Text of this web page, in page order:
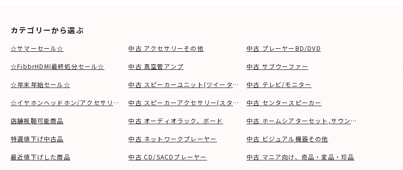
カテゴリーから選ぶ
☆サマーセール☆
☆FibbrHDMI最終処分セール☆
☆年末年始セール☆
☆イヤホンヘッドホン/アクセサリSALE☆
店舗視聴可能商品
特選値下げ中古品
最近値下げした商品
中古 アクセサリーその他
中古 真空管アンプ
中古 スピーカーユニット(ツイーター、ウーファー等)
中古 スピーカーアクセサリー(スタンド等)
中古 オーディオラック、ボード
中古 ネットワークプレーヤー
中古 CD/SACDプレーヤー
中古 プレーヤーBD/DVD
中古 サブウーファー
中古 テレビ/モニター
中古 センタースピーカー
中古 ホームシアターセット,サウンドバー
中古 ビジュアル機器その他
中古 マニア向け、奇品・変品・珍品